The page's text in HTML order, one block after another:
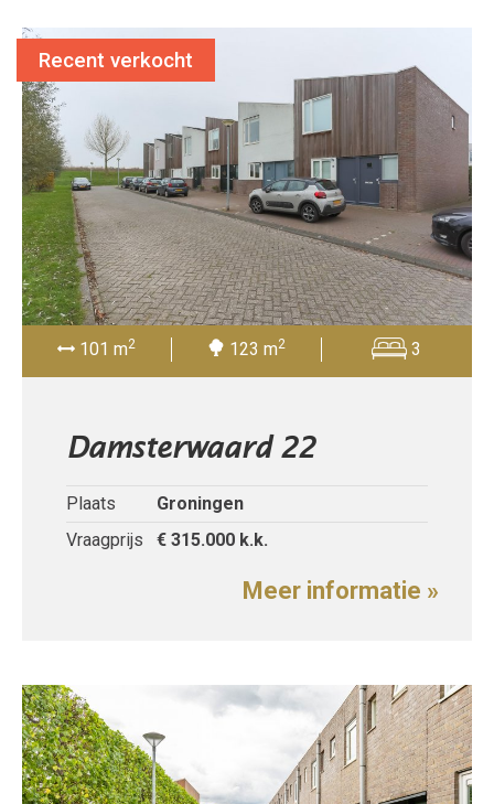
101 m2 123 m2 3
Damsterwaard 22
Plaats
Groningen
Vraagprijs
€ 315.000 k.k.
Meer informatie »
Recent verkocht